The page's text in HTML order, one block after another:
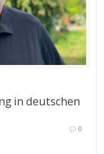
in deutschen
0